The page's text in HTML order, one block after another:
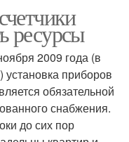
ресурсы
2009 года (в
установка приборов
обязательной
снабжения.
до сих пор